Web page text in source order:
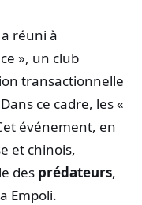
a réuni à
», un club
transactionnelle
ce cadre, les «
événement, en
et chinois,
des prédateurs,
Empoli.